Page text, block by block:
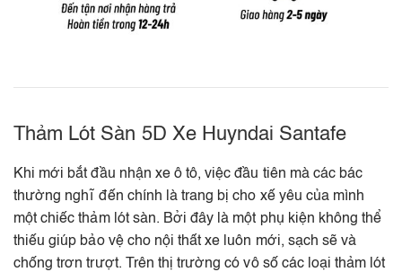
Thảm Lót Sàn 5D Xe Huyndai Santafe
Khi mới bắt đầu nhận xe ô tô, việc đầu tiên mà các bác
thường nghĩ đến chính là trang bị cho xế yêu của mình
một chiếc thảm lót sàn. Bởi đây là một phụ kiện không thể
thiếu giúp bảo vệ cho nội thất xe luôn mới, sạch sẽ và
chống trơn trượt. Trên thị trường có vô số các loại thảm lót